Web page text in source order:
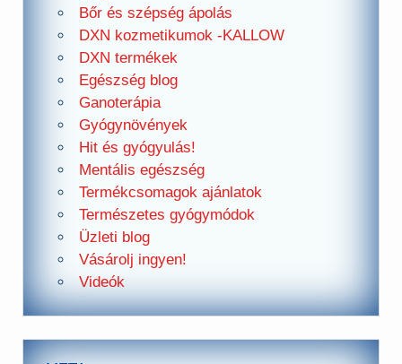
Bőr és szépség ápolás
DXN kozmetikumok -KALLOW
DXN termékek
Egészség blog
Ganoterápia
Gyógynövények
Hit és gyógyulás!
Mentális egészség
Termékcsomagok ajánlatok
Természetes gyógymódok
Üzleti blog
Vásárolj ingyen!
Videók